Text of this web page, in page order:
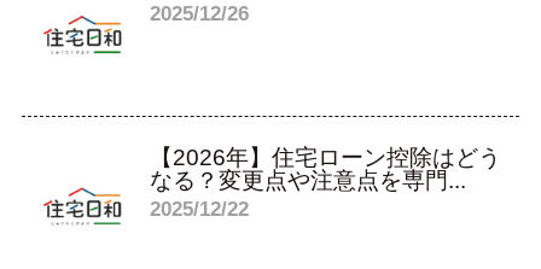
2025/12/26
【2026年】住宅ローン控除はどう
なる？変更点や注意点を専門...
2025/12/22